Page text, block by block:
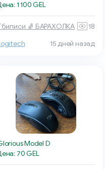
1 100 GEL
🧦 БАРАХОЛКА 18
15 дней назад
Model D
70 GEL